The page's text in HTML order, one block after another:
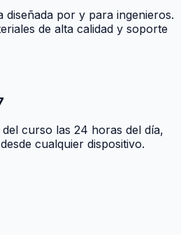
diseñada por y para ingenieros.
de alta calidad y soporte
curso las 24 horas del día,
cualquier dispositivo.